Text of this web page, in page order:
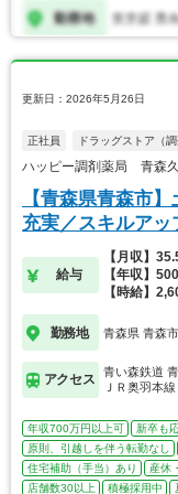
更新日：2026年5月26日
正社員 ドラッグストア（調
ハッピー調剤薬局 青森
【青森県青森市
充実／スキルア
給与
【月収】
【年収】
【時給】
勤務地 青森県 青森市
アクセス
青い森鉄道
ＪＲ奥羽本
年収700万円以上可 新卒も
原則、引越しを伴う転勤なし
住宅補助（手当）あり
産休
店舗数30以上
積極採用中